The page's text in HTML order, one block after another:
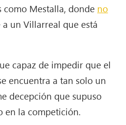
como Mestalla, donde no
un Villarreal que está
capaz de impedir que el
encuentra a tan solo un
decepción que supuso
en la competición.